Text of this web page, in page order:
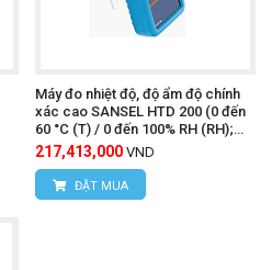
Máy đo nhiệt độ, độ ẩm độ chính
xác cao SANSEL HTD 200 (0 đến
60 °C (T) / 0 đến 100% RH (RH);
0.01 °C /% RH)
217,413,000 VND
ĐẶT MUA